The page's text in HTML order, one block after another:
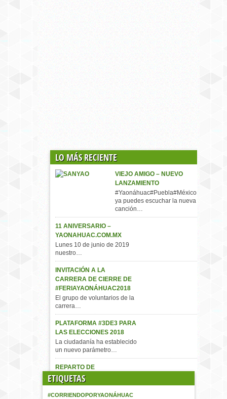
LO MÁS RECIENTE
VIEJO AMIGO – NUEVO
LANZAMIENTO
#Yaonáhuac#Puebla#México,
ya puedes escuchar la nueva
canción…
11 ANIVERSARIO –
YAONAHUAC.COM.MX
Lunes 10 de junio de 2019
nuestro…
INVITACIÓN A LA
CARRERA DE CIERRE DE
#FERIAYAONÁHUAC2018
El grupo de voluntarios de la
carrera…
PLATAFORMA #3DE3 PARA
LAS ELECCIONES 2018
La ciudadanía ha establecido
un nuevo parámetro…
REPARTO DE
CACAHUATES POR PARTE
DEL H. AYUNTAMIENTO
MUNICIPAL
ETIQUETAS
#CORRIENDOPORYAONÁHUAC